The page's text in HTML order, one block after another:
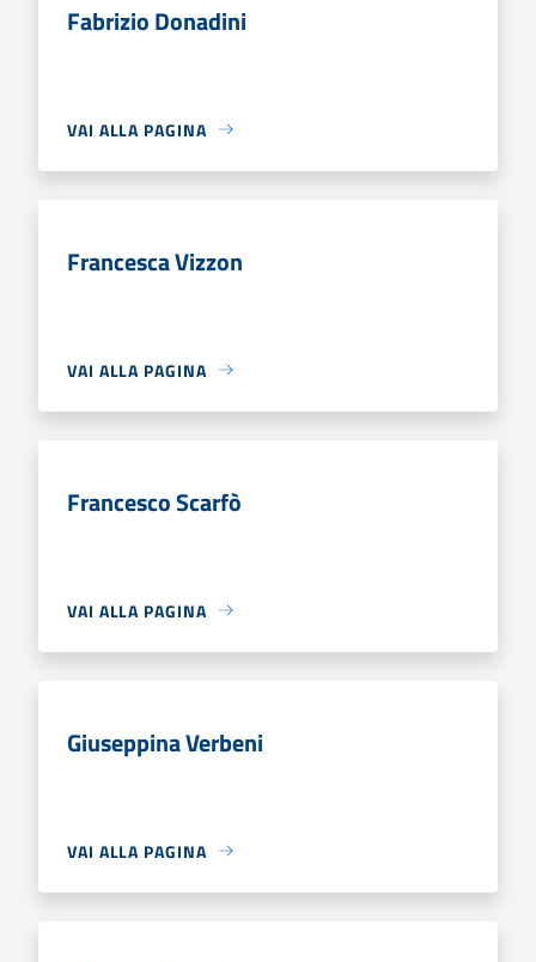
Fabrizio Donadini
VAI ALLA PAGINA
Francesca Vizzon
VAI ALLA PAGINA
Francesco Scarfò
VAI ALLA PAGINA
Giuseppina Verbeni
VAI ALLA PAGINA